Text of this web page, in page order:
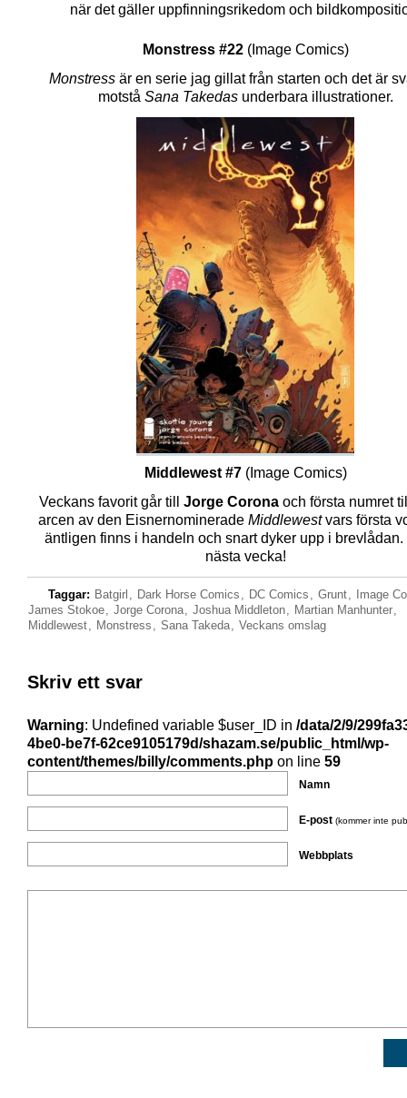
när det gäller uppfinningsrikedom och
Monstress #22(Image Comics)
Monstress är en serie jag gillat från starten och det är
motstå Sana Takedasunderbara illustrationer.
Middlewest #7(Image Comics)
Veckans favorit går till Jorge Coronaoch första numret
arcen av den Eisnernominerade Middlewestvars första
äntligen finns i handeln och snart dyker upp i brevlådan.
nästa vecka!
Taggar: Batgirl , Dark Horse Comics , DC Comics , Grunt,
Image
James Stokoe, Jorge Corona, Joshua Middleton, Martian Manhunter,
Middlewest, Monstress , Sana Takeda, Veckans omslag
Skriv ett svar
Warning: Undefined variable $user_ID in /data/2/9/
4be0-be7f-62ce9105179d/shazam.se/public_html/wp-
content/themes/billy/comments.php on line 59
Namn
E-post (kommer inte
Webbplats